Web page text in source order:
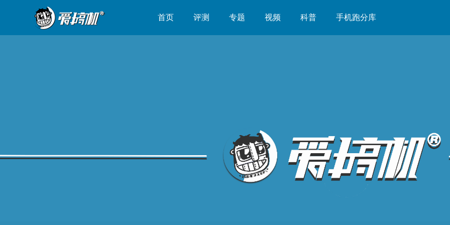
首页 评测 专题 视频 科普 手机跑分库